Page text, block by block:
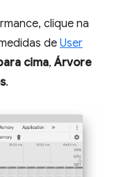
clique na
de User
cima,Árvore
.